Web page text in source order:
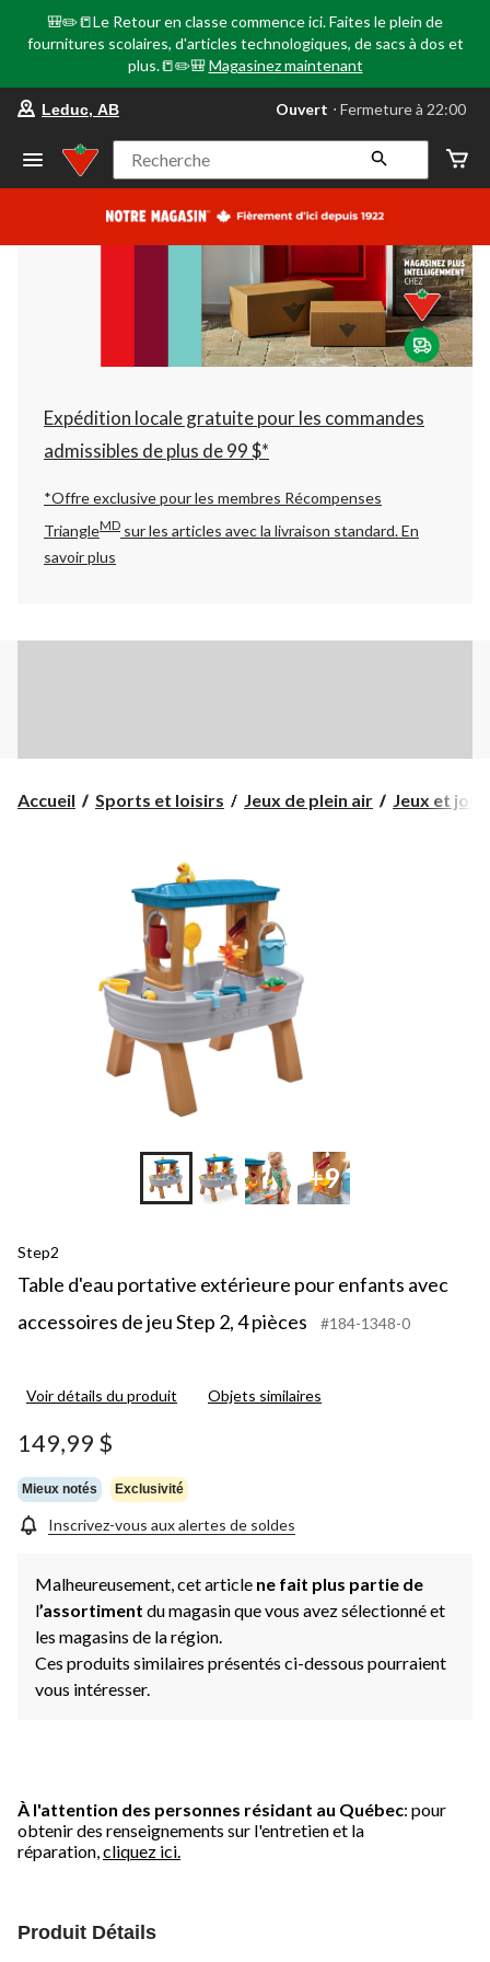
🎒✏️📒Le Retour en classe commence ici. Faites le plein de
fournitures scolaires, d'articles technologiques, de sacs à dos et
plus.📒✏️🎒 Magasinez maintenant
votre
préféré
Leduc,
AB,
courament
Fermeture
à
22:00
cliquer
pour
changer
Leduc, AB Ouvert ⋅ Fermeture à 22:00
Recherche
Expédition locale gratuite pour les commandes
admissibles de plus de 99 $*
*Offre exclusive pour les membres Récompenses
TriangleMD sur les articles avec la livraison standard.En
savoir plus
Accueil Sports et loisirs Jeux de plein air Jeux et
+9
Step2
Table d'eau portative extérieure pour enfants avec
accessoires de jeu Step 2, 4 pièces
#184-1348-0
Voir détails du produit Objets similaires
149,99 $
Mieux notés Exclusivité
Inscrivez-vous aux alertes de soldes
Malheureusement, cet article ne fait plus partie de
l’assortiment du magasin que vous avez sélectionné et
les magasins de la région.
Ces produits similaires présentés ci-dessous pourraient
vous intéresser.
À l'attention des personnes résidant au Québec: pour
obtenir des renseignements sur l'entretien et la
réparation, cliquez ici.
Produit Détails